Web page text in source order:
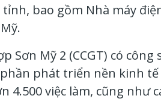
bao gồm Nhà máy
Mỹ 2 (CCGT) có công
phần phát triển nền kinh
4.500 việc làm, cũng như